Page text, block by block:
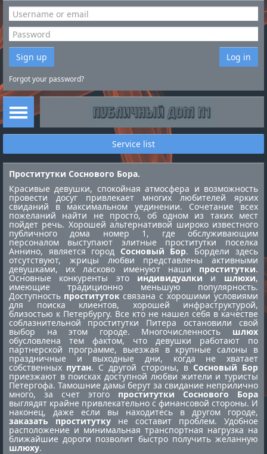
Sign up Log in
Forgot your password?
Service list
Проститутки Соснового Бора.
Красивые девушки, спокойная атмосфера и возможность
провести досуг привлекает многих любителей ярких
свиданий в максимальном уединении. Сочетание всех
пожеланий найти не просто, об одном из таких мест
пойдет речь. Хорошей альтернативой широко известного
публичного дома номер 1, где обслуживающим
персоналом выступают элитные проститутки поселка
Аннино, является город Сосновый Бор. Бордели здесь
отсутствуют, жрицы любви представлены активными
девушками, их ласково именуют наши проститутки.
Основные конкуренты это индивидуалки и шлюхи,
имеющие традиционно меньшую популярность.
Доступность проституток
для поиска клиентов, хорошей инфраструктурой,
близостью к Петербургу. Все кто не нашел себя в качестве
соблазнительной проститутки Питера
выбор на этом городе. Многочисленность шлюх
обусловлена тем фактом, что девушки работают по
партнерской программе, выезжая в крупные салоны в
праздничные и выходные дни, когда не хватает
собственных путан. С другой стороны, в Сосновый Бор
приезжают в поисках доступной любви жители и туристы
Петергофа. Тамошние дамы берут за свидание неприлично
много, за счет этого проститутки Соснового Бора
выглядят крайне привлекательно с финансовой стороны. И
наконец, даже если вы находитесь в другом городе,
заказать проститутку не составит проблем. Удобное
расположение и минимальная транспортная нагрузка на
ближайшие дороги позволит быстро получить желанную
шлюху.